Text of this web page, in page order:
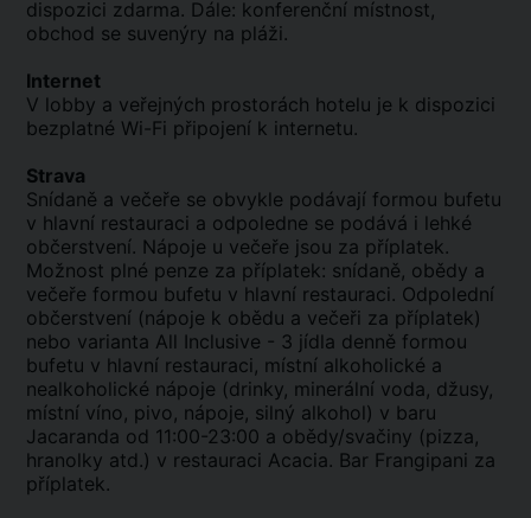
dispozici zdarma. Dále: konferenční místnost,
obchod se suvenýry na pláži.
Internet
V lobby a veřejných prostorách hotelu je k dispozici
bezplatné Wi-Fi připojení k internetu.
Strava
Snídaně a večeře se obvykle podávají formou bufetu
v hlavní restauraci a odpoledne se podává i lehké
občerstvení. Nápoje u večeře jsou za příplatek.
Možnost plné penze za příplatek: snídaně, obědy a
večeře formou bufetu v hlavní restauraci. Odpolední
občerstvení (nápoje k obědu a večeři za příplatek)
nebo varianta All Inclusive - 3 jídla denně formou
bufetu v hlavní restauraci, místní alkoholické a
nealkoholické nápoje (drinky, minerální voda, džusy,
místní víno, pivo, nápoje, silný alkohol) v baru
Jacaranda od 11:00-23:00 a obědy/svačiny (pizza,
hranolky atd.) v restauraci Acacia. Bar Frangipani za
příplatek.